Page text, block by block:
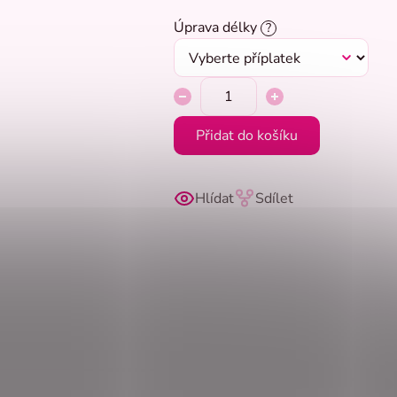
Úprava délky ?
Přidat do košíku
Hlídat Sdílet